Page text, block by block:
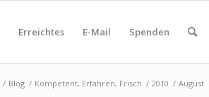
Erreichtes E-Mail Spenden
/ Blog / Kompetent, Erfahren, Frisch / 2010 / August